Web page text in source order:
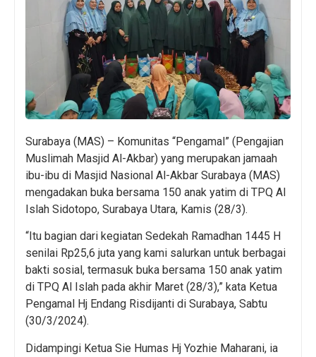
Surabaya (MAS) – Komunitas “Pengamal” (Pengajian
Muslimah Masjid Al-Akbar) yang merupakan jamaah
ibu-ibu di Masjid Nasional Al-Akbar Surabaya (MAS)
mengadakan buka bersama 150 anak yatim di TPQ Al
Islah Sidotopo, Surabaya Utara, Kamis (28/3).
“Itu bagian dari kegiatan Sedekah Ramadhan 1445 H
senilai Rp25,6 juta yang kami salurkan untuk berbagai
bakti sosial, termasuk buka bersama 150 anak yatim
di TPQ Al Islah pada akhir Maret (28/3),” kata Ketua
Pengamal Hj Endang Risdijanti di Surabaya, Sabtu
(30/3/2024).
Didampingi Ketua Sie Humas Hj Yozhie Maharani, ia